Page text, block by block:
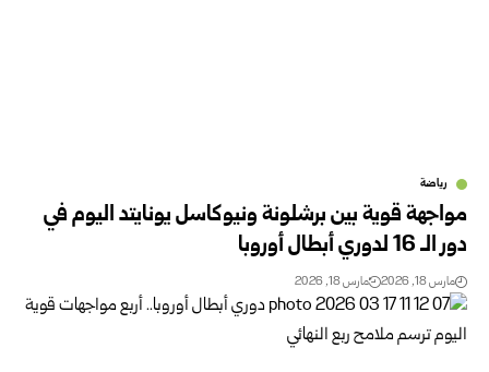
رياضة
مواجهة قوية بين برشلونة ونيوكاسل يونايتد اليوم في
دور الـ 16 لدوري أبطال أوروبا
مارس 18, 2026 مارس 18, 2026